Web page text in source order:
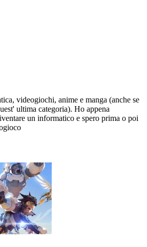
videogiochi, anime e manga (anche se
ultima categoria). Ho appena
un informatico e spero prima o poi